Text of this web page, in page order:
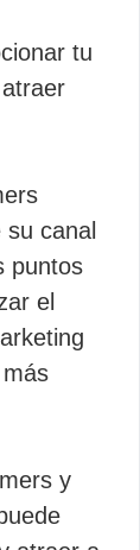
tu
canal
puntos
el
y